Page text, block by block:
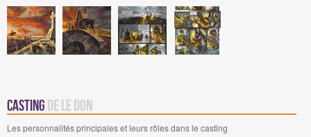
Casting de Le Don
Les personnalités principales et leurs rôles dans le casting